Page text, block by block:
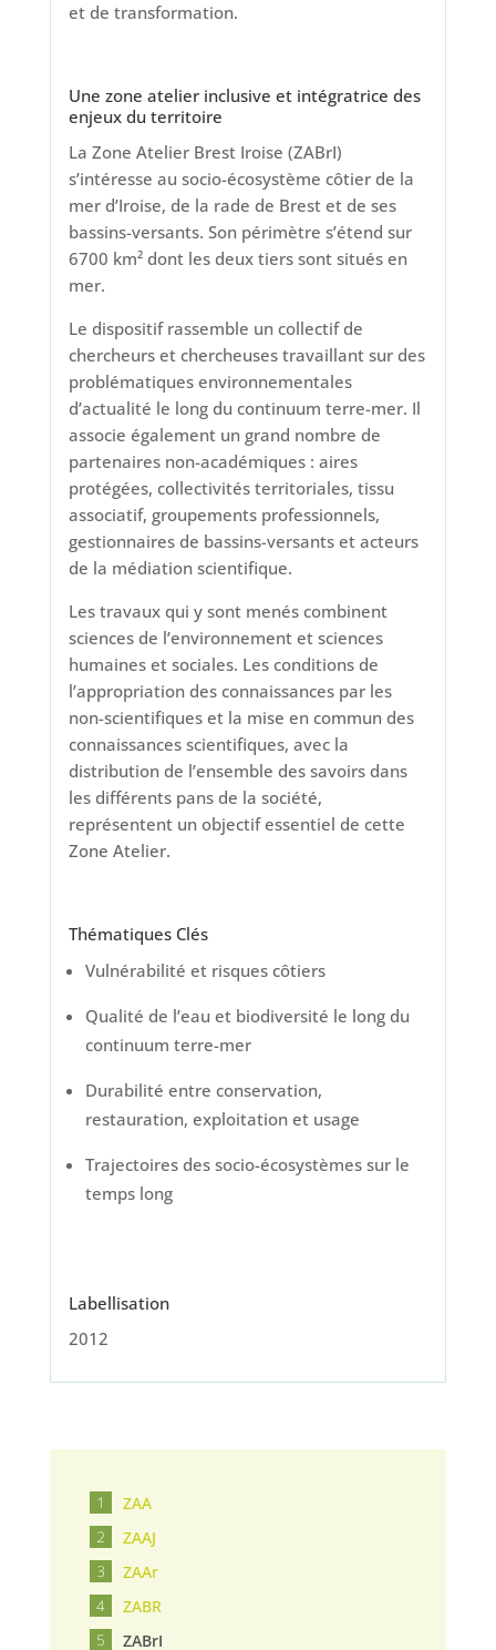
et de transformation.
Une zone atelier inclusive et intégratrice des
enjeux du territoire
La Zone Atelier Brest Iroise (ZABrI)
s’intéresse au socio-écosystème côtier de la
mer d’Iroise, de la rade de Brest et de ses
bassins-versants. Son périmètre s’étend sur
6700 km² dont les deux tiers sont situés en
mer.
Le dispositif rassemble un collectif de
chercheurs et chercheuses travaillant sur des
problématiques environnementales
d’actualité le long du continuum terre-mer. Il
associe également un grand nombre de
partenaires non-académiques : aires
protégées, collectivités territoriales, tissu
associatif, groupements professionnels,
gestionnaires de bassins-versants et acteurs
de la médiation scientifique.
Les travaux qui y sont menés combinent
sciences de l’environnement et sciences
humaines et sociales. Les conditions de
l’appropriation des connaissances par les
non-scientifiques et la mise en commun des
connaissances scientifiques, avec la
distribution de l’ensemble des savoirs dans
les différents pans de la société,
représentent un objectif essentiel de cette
Zone Atelier.
Thématiques Clés
Vulnérabilité et risques côtiers
Qualité de l’eau et biodiversité le long du
continuum terre-mer
Durabilité entre conservation,
restauration, exploitation et usage
Trajectoires des socio-écosystèmes sur le
temps long
Labellisation
2012
ZAA
ZAAJ
ZAAr
ZABR
ZABrI